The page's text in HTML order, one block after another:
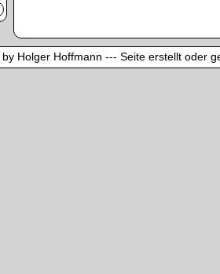
Holger Hoffmann --- Seite erstellt oder